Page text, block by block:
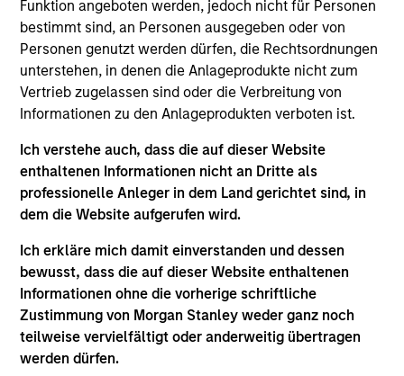
Funktion angeboten werden, jedoch nicht für Personen
bestimmt sind, an Personen ausgegeben oder von
Personen genutzt werden dürfen, die Rechtsordnungen
unterstehen, in denen die Anlageprodukte nicht zum
Vertrieb zugelassen sind oder die Verbreitung von
Informationen zu den Anlageprodukten verboten ist.
Ich verstehe auch, dass die auf dieser Website
enthaltenen Informationen nicht an Dritte als
professionelle Anleger in dem Land gerichtet sind, in
dem die Website aufgerufen wird.
Ich erkläre mich damit einverstanden und dessen
bewusst, dass die auf dieser Website enthaltenen
Informationen ohne die vorherige schriftliche
Zustimmung von Morgan Stanley weder ganz noch
teilweise vervielfältigt oder anderweitig übertragen
werden dürfen.
werden, wenn der aktuelle Verkaufsprospekt, das Key
Information Document („KID“) oder das Key Investor
Information Document („KIID“), der Jahres- und
Halbjahresbericht („Angebotsunterlagen“) oder andere
Dokumente, die in Ihrer Nähe online unter
https://www.morganstanley.com/im/msinvf/index.html
verfügbar sind oder kostenlos beim Geschäftssitz von
Business Centre, 6B route de Trèves, L-2633
Senningerberg, R.C.S. Luxemburg B 29 192, erhältlich.
Informationen in Bezug auf Nachhaltigkeitsaspekte des
Fonds und die Zusammenfassung der Anlegerrechte
Italienische Anleger sollten darüber hinaus das
„Erweiterte Zeichnungsformular“ und alle Anleger aus
Hongkong den Abschnitt „Zusätzliche Informationen für
Anleger aus Hongkong“ im Verkaufsprospekt beachten.
Deutschsprachige Exemplare des Verkaufsprospekts, des
KID oder des KIID, der Statuten der Gesellschaft und der
Jahres- und Halbjahresberichte sowie zusätzliche